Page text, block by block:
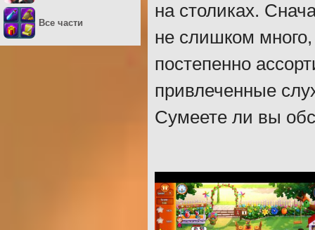
на столиках.
не слишком
постепенно
привлеченные
Сумеете ли вы
Все части